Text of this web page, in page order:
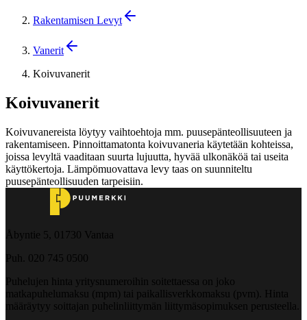
Rakentamisen Levyt
Vanerit
Koivuvanerit
Koivuvanerit
Koivuvanereista löytyy vaihtoehtoja mm. puusepänteollisuuteen ja
rakentamiseen. Pinnoittamatonta koivuvaneria käytetään kohteissa,
joissa levyltä vaaditaan suurta lujuutta, hyvää ulkonäköä tai useita
käyttökertoja. Lämpömuovattava levy taas on suunniteltu
puusepänteollisuuden tarpeisiin.
Åbyntie 5, 01730 Vantaa
Puh. 020 745 0500
Puhelujen hinta yritysnumeroihin soitettaessa on joko
matkapuhelumaksu (mpm) tai paikallisverkkomaksu (pvm). Hinta
määräytyy soittajan puhelinliittymän liittymäsopimuksen perusteella.